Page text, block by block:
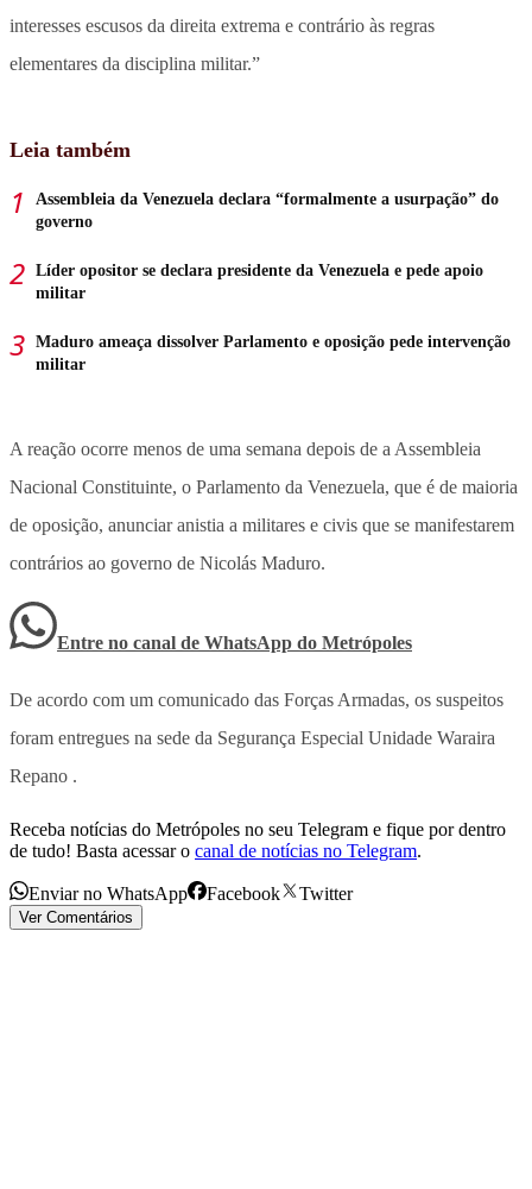
interesses escusos da direita extrema e contrário às regras
elementares da disciplina militar.”
Leia também
Assembleia da Venezuela declara “formalmente a usurpação” do
governo
Líder opositor se declara presidente da Venezuela e pede apoio
militar
Maduro ameaça dissolver Parlamento e oposição pede intervenção
militar
A reação ocorre menos de uma semana depois de a Assembleia
Nacional Constituinte, o Parlamento da Venezuela, que é de maioria
de oposição, anunciar anistia a militares e civis que se manifestarem
contrários ao governo de Nicolás Maduro.
Entre no canal de WhatsApp do Metrópoles
De acordo com um comunicado das Forças Armadas, os suspeitos
foram entregues na sede da Segurança Especial Unidade Waraira
Repano .
Receba notícias do Metrópoles no seu Telegram e fique por dentro
de tudo! Basta acessar o canal de notícias no Telegram.
Enviar no WhatsApp Facebook Twitter
Ver Comentários